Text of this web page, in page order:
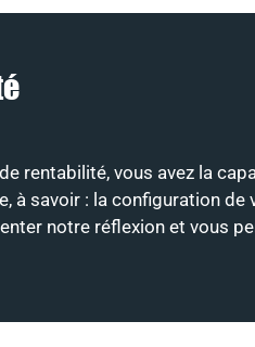
rentabilité, vous avez la
à savoir : la configuration
notre réflexion et vous